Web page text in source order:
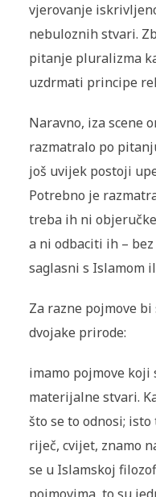
vjerovanje
nebuloznih stvari.
pitanje pluralizma
uzdrmati principe
Naravno, iza scene
razmatralo po
još uvijek postoji
Potrebno je
treba ih ni
a ni odbaciti ih –
saglasni s Islamom
Za razne pojmove
dvojake prirode:
imamo pojmove
materijalne stvari.
što se to odnosi;
riječ, cvijet, znamo
se u Islamskoj